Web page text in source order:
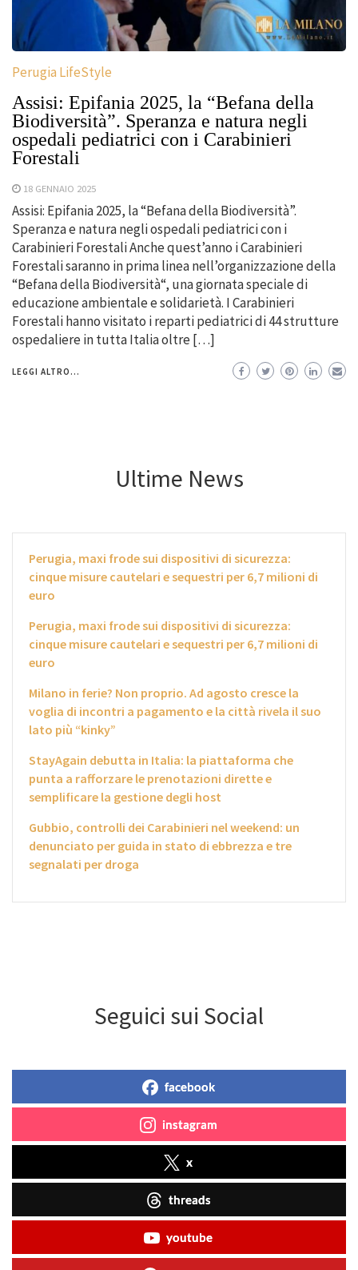
Perugia LifeStyle
Assisi: Epifania 2025, la “Befana della
Biodiversità”. Speranza e natura negli
ospedali pediatrici con i Carabinieri
Forestali
18 GENNAIO 2025
Assisi: Epifania 2025, la “Befana della Biodiversità”.
Speranza e natura negli ospedali pediatrici con i
Carabinieri Forestali Anche quest’anno i Carabinieri
Forestali saranno in prima linea nell’organizzazione della
“Befana della Biodiversità“, una giornata speciale di
educazione ambientale e solidarietà. I Carabinieri
Forestali hanno visitato i reparti pediatrici di 44 strutture
ospedaliere in tutta Italia oltre […]
LEGGI ALTRO...
Ultime News
Perugia, maxi frode sui dispositivi di sicurezza:
cinque misure cautelari e sequestri per 6,7 milioni di
euro
Perugia, maxi frode sui dispositivi di sicurezza:
cinque misure cautelari e sequestri per 6,7 milioni di
euro
Milano in ferie? Non proprio. Ad agosto cresce la
voglia di incontri a pagamento e la città rivela il suo
lato più “kinky”
StayAgain debutta in Italia: la piattaforma che
punta a rafforzare le prenotazioni dirette e
semplificare la gestione degli host
Gubbio, controlli dei Carabinieri nel weekend: un
denunciato per guida in stato di ebbrezza e tre
segnalati per droga
Seguici sui Social
facebook
instagram
x
threads
youtube